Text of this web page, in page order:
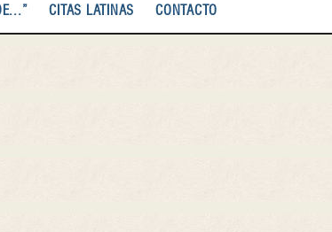
CITAS LATINAS CONTACTO